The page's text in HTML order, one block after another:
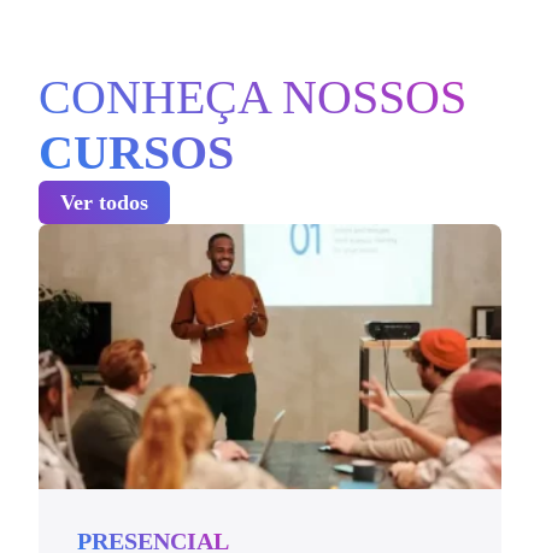
CONHEÇA NOSSOS
CURSOS
Ver todos
PRESENCIAL